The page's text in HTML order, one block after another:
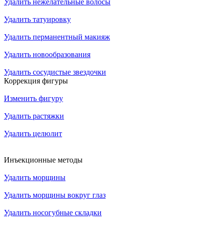
Удалить татуировку
Удалить перманентный макияж
Удалить новообразования
Удалить сосудистые звездочки
Коррекция фигуры
Изменить фигуру
Удалить растяжки
Удалить целюлит
Инъекционные методы
Удалить морщины
Удалить морщины вокруг глаз
Удалить носогубные складки